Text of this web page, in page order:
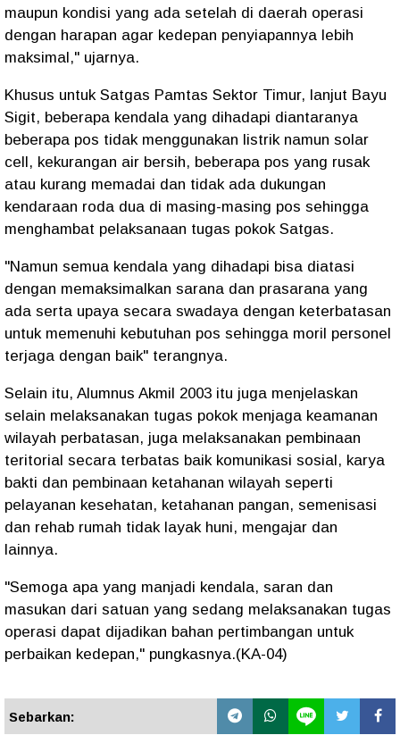
maupun kondisi yang ada setelah di daerah operasi
dengan harapan agar kedepan penyiapannya lebih
maksimal," ujarnya.
Khusus untuk Satgas Pamtas Sektor Timur, lanjut Bayu
Sigit, beberapa kendala yang dihadapi diantaranya
beberapa pos tidak menggunakan listrik namun solar
cell, kekurangan air bersih, beberapa pos yang rusak
atau kurang memadai dan tidak ada dukungan
kendaraan roda dua di masing-masing pos sehingga
menghambat pelaksanaan tugas pokok Satgas.
"Namun semua kendala yang dihadapi bisa diatasi
dengan memaksimalkan sarana dan prasarana yang
ada serta upaya secara swadaya dengan keterbatasan
untuk memenuhi kebutuhan pos sehingga moril personel
terjaga dengan baik" terangnya.
Selain itu, Alumnus Akmil 2003 itu juga menjelaskan
selain melaksanakan tugas pokok menjaga keamanan
wilayah perbatasan, juga melaksanakan pembinaan
teritorial secara terbatas baik komunikasi sosial, karya
bakti dan pembinaan ketahanan wilayah seperti
pelayanan kesehatan, ketahanan pangan, semenisasi
dan rehab rumah tidak layak huni, mengajar dan
lainnya.
"Semoga apa yang manjadi kendala, saran dan
masukan dari satuan yang sedang melaksanakan tugas
operasi dapat dijadikan bahan pertimbangan untuk
perbaikan kedepan," pungkasnya.(KA-04)
Sebarkan: